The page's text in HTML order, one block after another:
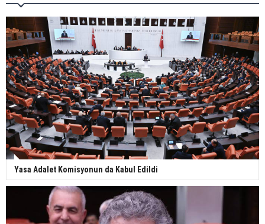
Yasa Adalet Komisyonun da Kabul Edildi